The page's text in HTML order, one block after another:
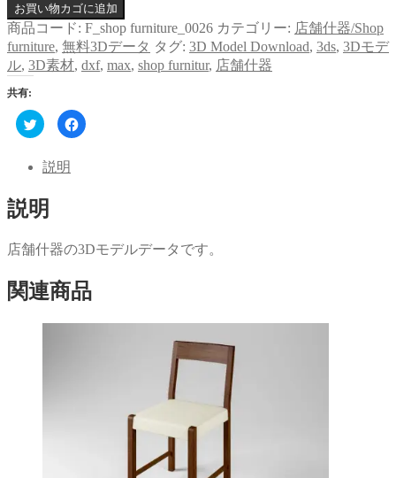
お買い物カゴに追加
商品コード: F_shop furniture_0026 カテゴリー: 店舗什器/Shop
furniture, 無料3Dデータ タグ: 3D Model Download, 3ds, 3Dモデ
ル, 3D素材, dxf, max, shop furnitur, 店舗什器
共有:
ク
リ
し
て
で
共
有
い
ウ
ン
ド
ウ
開
Facebook
で
し
て
だ
さ
い
し
説明
説明
店舗什器の3Dモデルデータです。
関連商品